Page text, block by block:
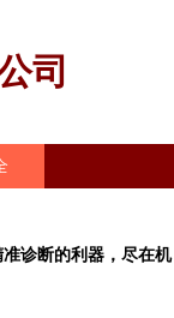
司
诊断的利器，尽在机